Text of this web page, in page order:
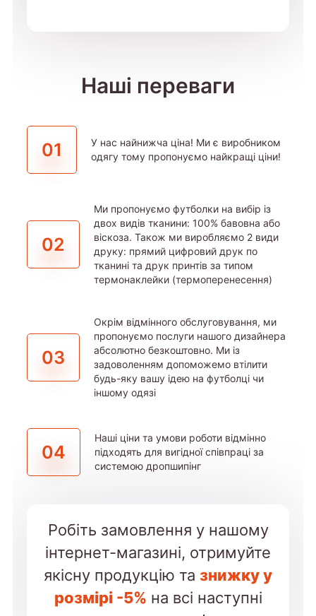
Наші переваги
01
У нас найнижча ціна! Ми є виробником
одягу тому пропонуємо найкращі ціни!
02
Ми пропонуємо футболки на вибір із
двох видів тканини: 100% бавовна або
віскоза. Також ми виробляємо 2 види
друку: прямий цифровий друк по
тканині та друк принтів за типом
термонаклейки (термоперенесення)
03
Окрім відмінного обслуговування, ми
пропонуємо послуги нашого дизайнера
абсолютно безкоштовно. Ми із
задоволенням допоможемо втілити
будь-яку вашу ідею на футболці чи
іншому одязі
04
Наші ціни та умови роботи відмінно
підходять для вигідної співпраці за
системою дропшипінг
Робіть замовлення у нашому
інтернет-магазині, отримуйте
якісну продукцію та знижку у
розмірі -5% на всі наступні